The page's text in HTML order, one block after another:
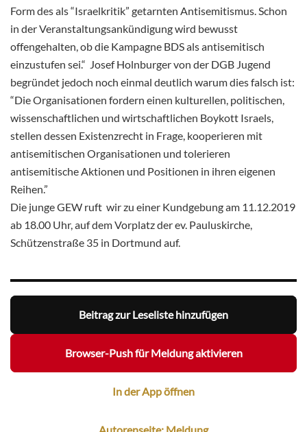
Form des als “Israelkritik” getarnten Antisemitismus. Schon
in der Veranstaltungsankündigung wird bewusst
offengehalten, ob die Kampagne BDS als antisemitisch
einzustufen sei.“ Josef Holnburger von der DGB Jugend
begründet jedoch noch einmal deutlich warum dies falsch ist:
“Die Organisationen fordern einen kulturellen, politischen,
wissenschaftlichen und wirtschaftlichen Boykott Israels,
stellen dessen Existenzrecht in Frage, kooperieren mit
antisemitischen Organisationen und tolerieren
antisemitische Aktionen und Positionen in ihren eigenen
Reihen.”
Die junge GEW ruft wir zu einer Kundgebung am 11.12.2019
ab 18.00 Uhr, auf dem Vorplatz der ev. Pauluskirche,
Schützenstraße 35 in Dortmund auf.
Beitrag zur Leseliste hinzufügen
Browser-Push für Meldung aktivieren
In der App öffnen